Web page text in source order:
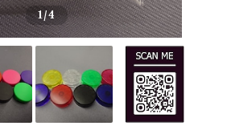
1/4